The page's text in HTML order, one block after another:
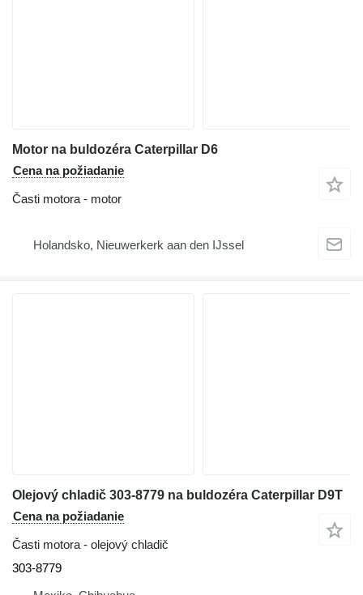
Motor na buldozéra Caterpillar D6
Cena na požiadanie
Časti motora - motor
Holandsko, Nieuwerkerk aan den IJssel
Olejový chladič 303-8779 na buldozéra Caterpillar D9T
Cena na požiadanie
Časti motora - olejový chladič
303-8779